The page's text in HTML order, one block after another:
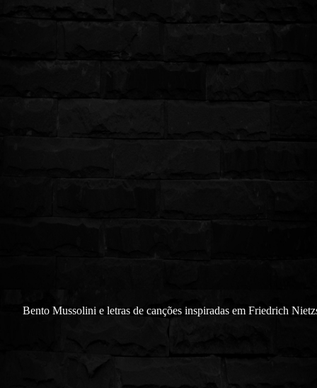
Bento Mussolini e letras de canções inspiradas em Friedrich